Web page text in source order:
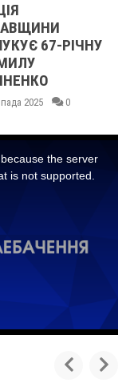
67-РІЧНУ
2025 0